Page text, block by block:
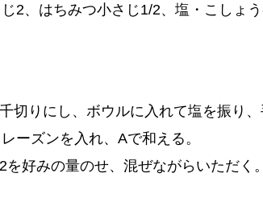
2、はちみつ小さじ1/2、塩・こしょう
切りにし、ボウルに入れて塩を振り、
ーズンを入れ、Aで和える。
を好みの量のせ、混ぜながらいただく。